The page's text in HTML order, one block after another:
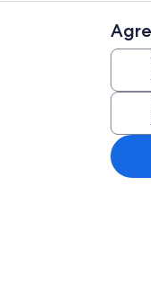
| 1 habitación,